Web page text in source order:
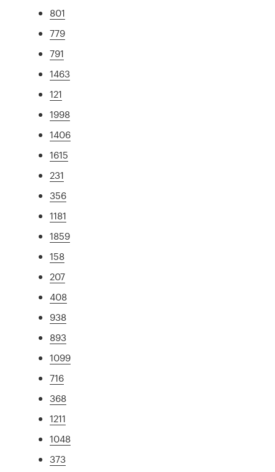
801
779
791
1463
121
1998
1406
1615
231
356
1181
1859
158
207
408
938
893
1099
716
368
1211
1048
373